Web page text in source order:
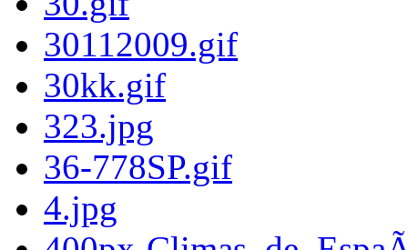
30112009.gif
30kk.gif
323.jpg
36-778SP.gif
4.jpg